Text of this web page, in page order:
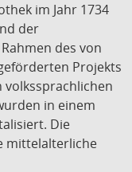
im Jahr 1734
der
des von
Projekts
in einem
Die
mittelalterliche